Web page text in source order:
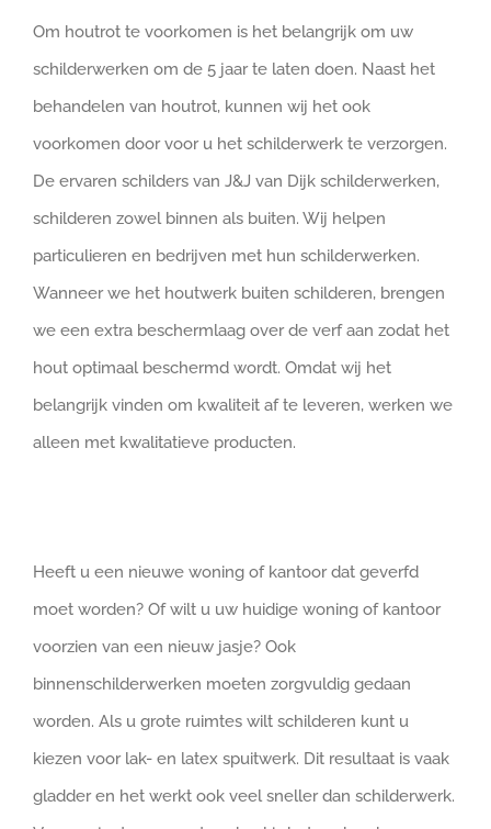
Om houtrot te voorkomen is het belangrijk om uw
schilderwerken om de 5 jaar te laten doen. Naast het
behandelen van houtrot, kunnen wij het ook
voorkomen door voor u het schilderwerk te verzorgen.
De ervaren schilders van J&J van Dijk schilderwerken,
schilderen zowel binnen als buiten. Wij helpen
particulieren en bedrijven met hun schilderwerken.
Wanneer we het houtwerk buiten schilderen, brengen
we een extra beschermlaag over de verf aan zodat het
hout optimaal beschermd wordt. Omdat wij het
belangrijk vinden om kwaliteit af te leveren, werken we
alleen met kwalitatieve producten.
Heeft u een nieuwe woning of kantoor dat geverfd
moet worden? Of wilt u uw huidige woning of kantoor
voorzien van een nieuw jasje? Ook
binnenschilderwerken moeten zorgvuldig gedaan
worden. Als u grote ruimtes wilt schilderen kunt u
kiezen voor lak- en latex spuitwerk. Dit resultaat is vaak
gladder en het werkt ook veel sneller dan schilderwerk.